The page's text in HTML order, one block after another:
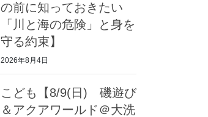
の前に知っておきたい
「川と海の危険」と身を
守る約束】
2026年8月4日
こども【8/9(日) 磯遊び
＆アクアワールド＠大洗